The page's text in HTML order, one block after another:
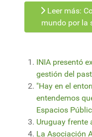
Leer más:
mundo por la
INIA presentó
gestión del
"Hay en el
entendemos
Espacios
Uruguay
La Asociación